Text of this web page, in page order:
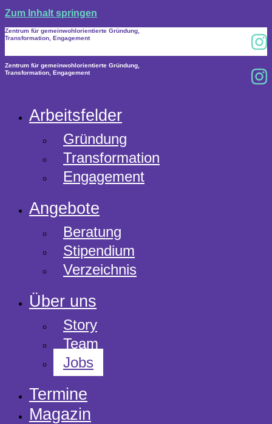
Zum Inhalt springen
Zentrum für gemeinwohlorientierte Gründung,
Transformation, Engagement
Zentrum für gemeinwohlorientierte Gründung,
Transformation, Engagement
Arbeitsfelder
Gründung
Transformation
Engagement
Angebote
Beratung
Stipendium
Verzeichnis
Über uns
Story
Team
Jobs
Termine
Magazin